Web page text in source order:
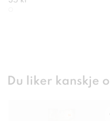
Du liker kanskje